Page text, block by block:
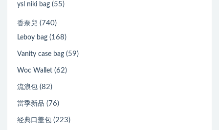
ysl niki bag (55)
香奈兒 (740)
Leboy bag (168)
Vanity case bag (59)
Woc Wallet (62)
流浪包 (82)
當季新品 (76)
经典口盖包 (223)